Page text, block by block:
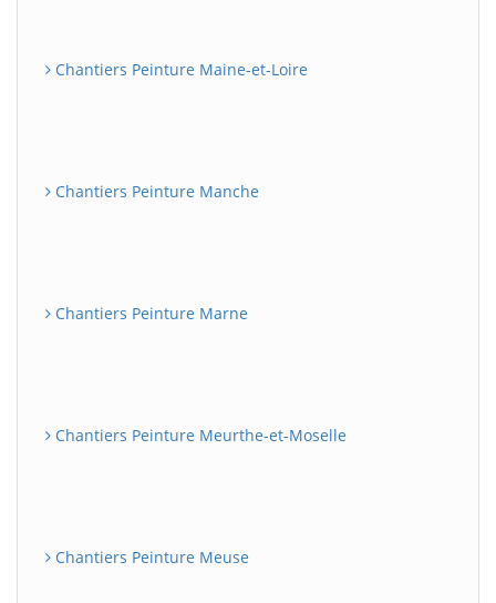
Chantiers Peinture Maine-et-Loire
Chantiers Peinture Manche
Chantiers Peinture Marne
Chantiers Peinture Meurthe-et-Moselle
Chantiers Peinture Meuse